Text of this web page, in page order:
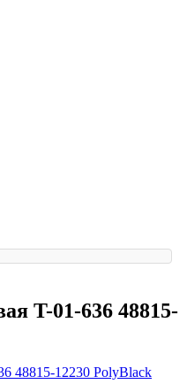
T-01-636 48815-